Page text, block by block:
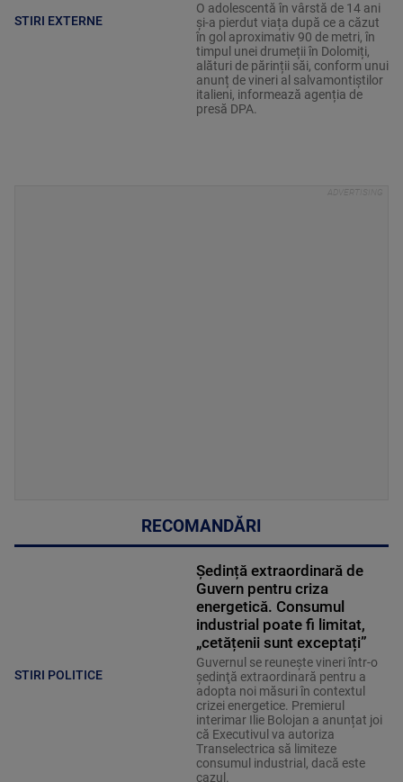
STIRI EXTERNE
O adolescentă în vârstă de 14 ani
și-a pierdut viața după ce a căzut
în gol aproximativ 90 de metri, în
timpul unei drumeții în Dolomiți,
alături de părinții săi, conform unui
anunț de vineri al salvamontiștilor
italieni, informează agenția de
presă DPA.
RECOMANDĂRI
STIRI POLITICE
Ședință extraordinară de
Guvern pentru criza
energetică. Consumul
industrial poate fi limitat,
„cetățenii sunt exceptați”
Guvernul se reuneşte vineri într-o
şedinţă extraordinară pentru a
adopta noi măsuri în contextul
crizei energetice. Premierul
interimar Ilie Bolojan a anunțat joi
că Executivul va autoriza
Transelectrica să limiteze
consumul industrial, dacă este
cazul.